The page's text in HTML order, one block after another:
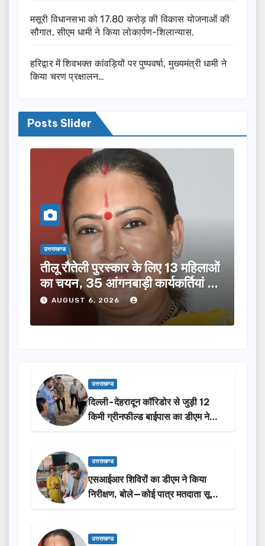
मसूरी विधानसभा को 17.80 करोड़ की विकास योजनाओं की
सौगात, सीएम धामी ने किया लोकार्पण-शिलान्यास.
हरिद्वार में शिवभक्त कांवड़ियों पर पुष्पवर्षा, मुख्यमंत्री धामी ने
किया चरण प्रक्षालन…
Posts Slider
उत्तराखण्ड
तीलू रौतेली पुरस्कार के लिए 13 महिलाओं
का चयन, 35 आंगनबाड़ी कार्यकर्तियां भी
होंगी सम्मानित…
AUGUST 6, 2026
उत्तराखण्ड
दिल्ली-देहरादून कॉरिडोर से जुड़ी 12
किमी ग्रीनफील्ड बाईपास का डीएम ने
किया निरीक्षण…
उत्तराखण्ड
एसआईआर शिविरों का डीएम ने किया
निरीक्षण, बोले—कोई पात्र मतदाता सूची
से न छूटे…
उत्तराखण्ड